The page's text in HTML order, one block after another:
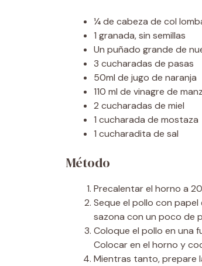
¼ de cabeza de col
1 granada, sin semillas
Un puñado grande de
3 cucharadas de pasas
50ml de jugo de naranja
110 ml de vinagre de
2 cucharadas de miel
1 cucharada de mostaza
1 cucharadita de sal
Método
Precalentar el horno a
Seque el pollo con
sazona con un poco de
Coloque el pollo en una
Colocar en el horno y
Mientras tanto, prepare